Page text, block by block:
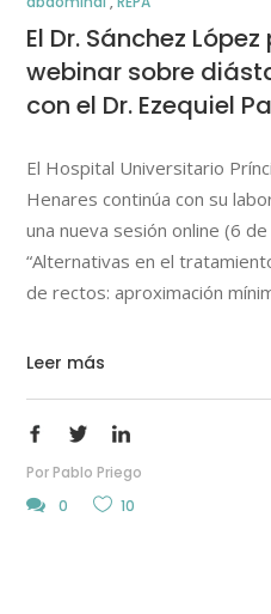
El Dr. Sánchez
webinar sobre
con el Dr. Ezequiel
El Hospital Universitario
Henares continúa con su
una nueva sesión online (6
“Alternativas en el
de rectos: aproximación
Leer más
Por Pablo Priego
0
10